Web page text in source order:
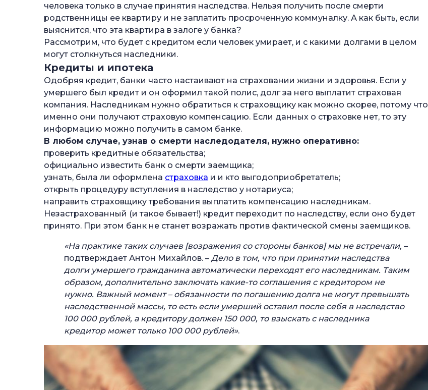
—Кто платит кредит в случае смерти заемщика, если не родственники?
—В каких случаях кредит умершего человека платит государство?
—Что делать, если в наследство досталось залоговое имущество?
Как снизить сумму выплат по долгам умершего?
—Когда можно не платить долги по наследству?
—Как проверить на долги себя и родных?
человека только в случае принятия наследства. Нельзя получить после смерти
родственницы ее квартиру и не заплатить просроченную коммуналку. А как быть, если
выяснится, что эта квартира в залоге у банка?
Рассмотрим, что будет с кредитом если человек умирает, и с какими долгами в целом
могут столкнуться наследники.
Кредиты и ипотека
Одобряя кредит, банки часто настаивают на страховании жизни и здоровья. Если у
умершего был кредит и он оформил такой полис, долг за него выплатит страховая
компания. Наследникам нужно обратиться к страховщику как можно скорее, потому что
именно они получают страховую компенсацию. Если данных о страховке нет, то эту
информацию можно получить в самом банке.
В любом случае, узнав о смерти наследодателя, нужно оперативно:
проверить кредитные обязательства;
официально известить банк о смерти заемщика;
узнать, была ли оформлена страховка и и кто выгодоприобретатель;
открыть процедуру вступления в наследство у нотариуса;
направить страховщику требования выплатить компенсацию наследникам.
Незастрахованный (и такое бывает!) кредит переходит по наследству, если оно будет
принято. При этом банк не станет возражать против фактической смены заемщиков.
«На практике таких случаев [возражения со стороны банков] мы не встречали, –
подтверждает Антон Михайлов. – Дело в том, что при принятии наследства
долги умершего гражданина автоматически переходят его наследникам. Таким
образом, дополнительно заключать какие-то соглашения с кредитором не
нужно. Важный момент – обязанности по погашению долга не могут превышать
наследственной массы, то есть если умерший оставил после себя в наследство
100 000 рублей, а кредитору должен 150 000, то взыскать с наследника
кредитор может только 100 000 рублей».